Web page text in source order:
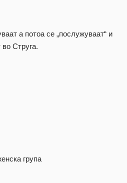
а потоа се „послужуваат“ и
во Струга.
група